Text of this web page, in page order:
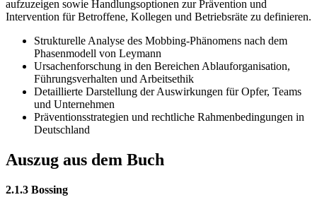
aufzuzeigen sowie Handlungsoptionen zur Prävention und
Intervention für Betroffene, Kollegen und Betriebsräte zu definieren.
Strukturelle Analyse des Mobbing-Phänomens nach dem
Phasenmodell von Leymann
Ursachenforschung in den Bereichen Ablauforganisation,
Führungsverhalten und Arbeitsethik
Detaillierte Darstellung der Auswirkungen für Opfer, Teams
und Unternehmen
Präventionsstrategien und rechtliche Rahmenbedingungen in
Deutschland
Auszug aus dem Buch
2.1.3 Bossing